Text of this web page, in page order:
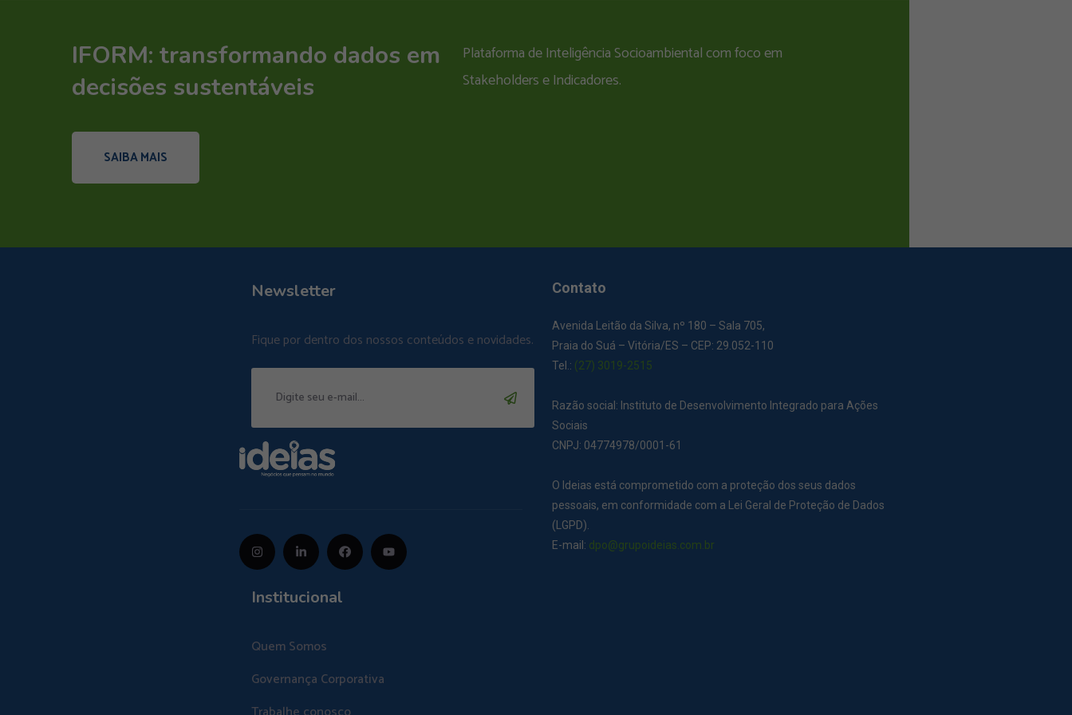
IFORM: transformando dados em
decisões sustentáveis
Plataforma de Inteligência Socioambiental com foco em
Stakeholders e Indicadores.
SAIBA MAIS
Newsletter
Fique por dentro dos nossos conteúdos e novidades.
Institucional
Quem Somos
Governança Corporativa
Contato
Avenida Leitão da Silva, nº 180 – Sala 705,
Praia do Suá – Vitória/ES – CEP: 29.052-110
Tel.: (27) 3019-2515
Razão social: Instituto de Desenvolvimento Integrado para Ações
Sociais
CNPJ: 04774978/0001-61
O Ideias está comprometido com a proteção dos seus dados
pessoais, em conformidade com a Lei Geral de Proteção de Dados
(LGPD).
E-mail: dpo@grupoideias.com.br